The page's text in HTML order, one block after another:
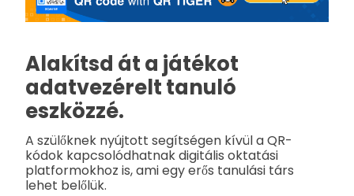
Alakítsd át a játékot
adatvezérelt tanuló
eszközzé.
A szülőknek nyújtott segítségen kívül a QR-
kódok kapcsolódhatnak digitális oktatási
platformokhoz is, ami egy erős tanulási társ
lehet belőlük.